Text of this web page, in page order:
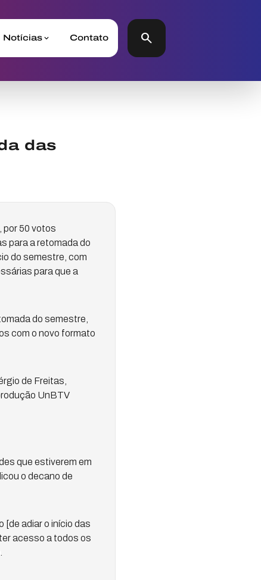
Notícias Contato search
das
por 50 votos
para a retomada do
do semestre, com
para que a
do semestre,
com o novo formato
de Freitas,
UnBTV
que estiverem em
o decano de
[de adiar o início das
acesso a todos os